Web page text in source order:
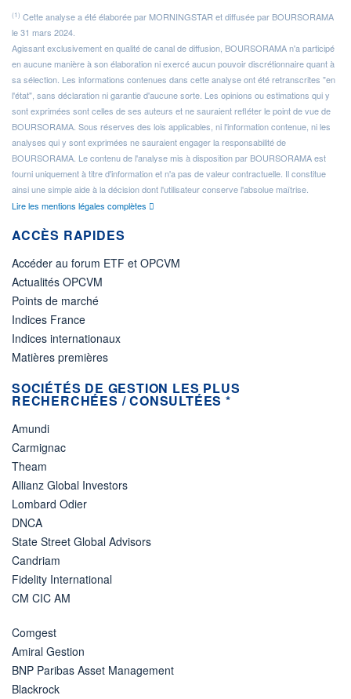
(1) Cette analyse a été élaborée par MORNINGSTAR et diffusée par BOURSORAMA
le 31 mars 2024.
Agissant exclusivement en qualité de canal de diffusion, BOURSORAMA n'a participé
en aucune manière à son élaboration ni exercé aucun pouvoir discrétionnaire quant à
sa sélection. Les informations contenues dans cette analyse ont été retranscrites "en
l'état", sans déclaration ni garantie d'aucune sorte. Les opinions ou estimations qui y
sont exprimées sont celles de ses auteurs et ne sauraient refléter le point de vue de
BOURSORAMA. Sous réserves des lois applicables, ni l'information contenue, ni les
analyses qui y sont exprimées ne sauraient engager la responsabilité de
BOURSORAMA. Le contenu de l'analyse mis à disposition par BOURSORAMA est
fourni uniquement à titre d'information et n'a pas de valeur contractuelle. Il constitue
ainsi une simple aide à la décision dont l'utilisateur conserve l'absolue maîtrise.
Lire les mentions légales complètes
ACCÈS RAPIDES
Accéder au forum ETF et OPCVM
Actualités OPCVM
Points de marché
Indices France
Indices internationaux
Matières premières
SOCIÉTÉS DE GESTION LES PLUS
RECHERCHÉES / CONSULTÉES *
Amundi
Carmignac
Theam
Allianz Global Investors
Lombard Odier
DNCA
State Street Global Advisors
Candriam
Fidelity International
CM CIC AM
Comgest
Amiral Gestion
BNP Paribas Asset Management
Blackrock